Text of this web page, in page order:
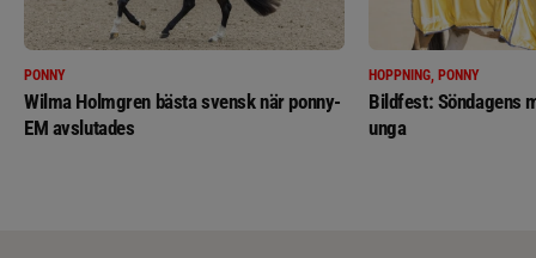
PONNY
Wilma Holmgren bästa svensk när ponny-
EM avslutades
HOPPNING, PONNY
Bildfest: Söndagens
unga